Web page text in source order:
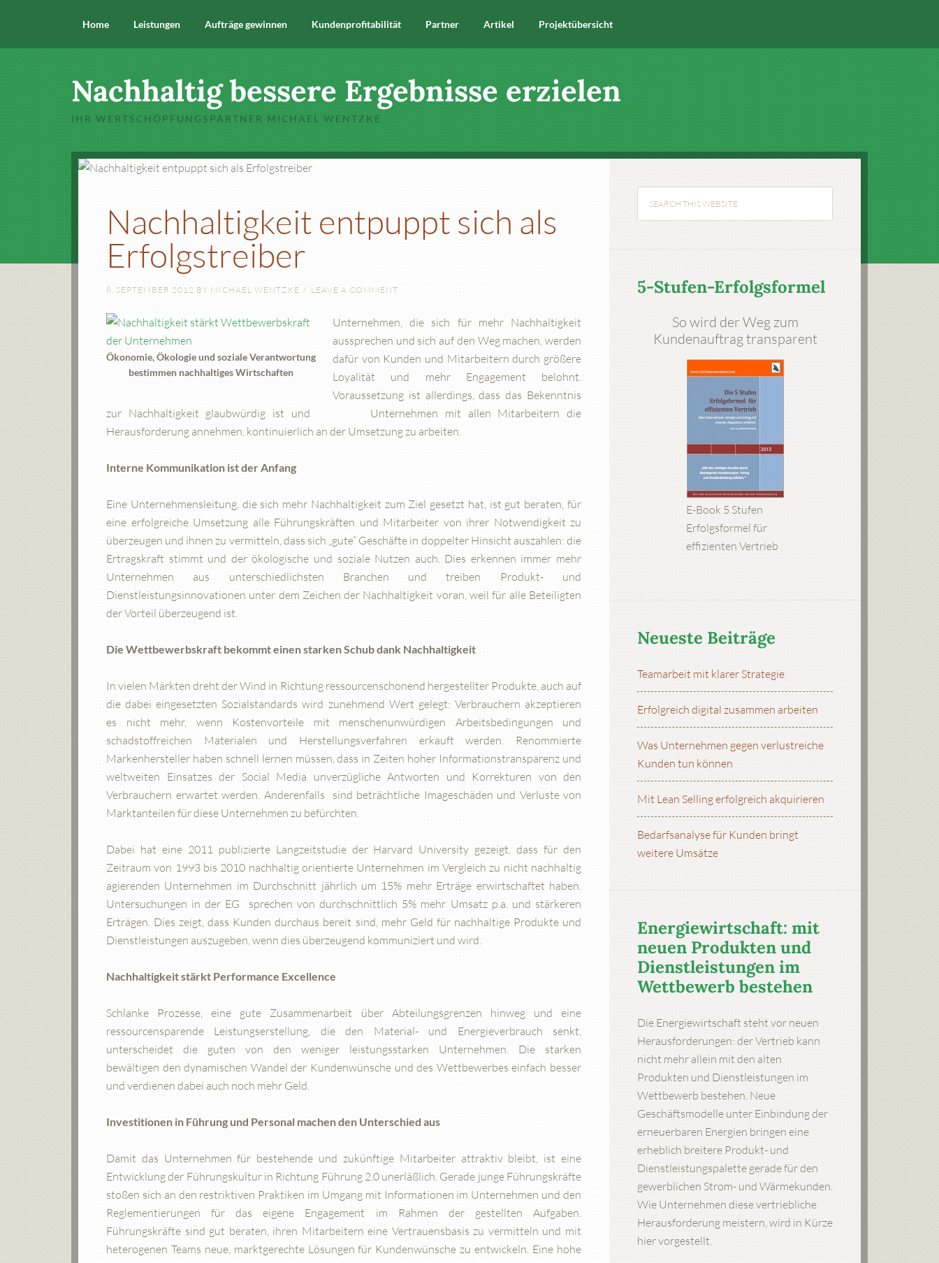
Home Leistungen Aufträge gewinnen Kundenprofitabilität Partner Artikel Projektübersicht
Nachhaltig bessere Ergebnisse erzielen
IHR WERTSCHÖPFUNGSPARTNER MICHAEL WENTZKE
Nachhaltigkeit entpuppt sich als
Erfolgstreiber
8. SEPTEMBER 2012 BY MICHAEL WENTZKE LEAVE A COMMENT
Ökonomie, Ökologie und soziale Verantwortung
bestimmen nachhaltiges Wirtschaften
Unternehmen, die sich für mehr Nachhaltigkeit
aussprechen und sich auf den Weg machen, werden
dafür von Kunden und Mitarbeitern durch größere
Loyalität und mehr Engagement belohnt.
Voraussetzung ist allerdings, dass das Bekenntnis
zur Nachhaltigkeit glaubwürdig ist und Unternehmen mit allen Mitarbeitern die
Herausforderung annehmen, kontinuierlich an der Umsetzung zu arbeiten.
Interne Kommunikation ist der Anfang
Eine Unternehmensleitung, die sich mehr Nachhaltigkeit zum Ziel gesetzt hat, ist gut beraten, für
eine erfolgreiche Umsetzung alle Führungskräften und Mitarbeiter von ihrer Notwendigkeit zu
überzeugen und ihnen zu vermitteln, dass sich „gute“ Geschäfte in doppelter Hinsicht auszahlen: die
Ertragskraft stimmt und der ökologische und soziale Nutzen auch. Dies erkennen immer mehr
Unternehmen aus unterschiedlichsten Branchen und treiben Produkt- und
Dienstleistungsinnovationen unter dem Zeichen der Nachhaltigkeit voran, weil für alle Beteiligten
der Vorteil überzeugend ist.
Die Wettbewerbskraft bekommt einen starken Schub dank Nachhaltigkeit
In vielen Märkten dreht der Wind in Richtung ressourcenschonend hergestellter Produkte, auch auf
die dabei eingesetzten Sozialstandards wird zunehmend Wert gelegt: Verbrauchern akzeptieren
es nicht mehr, wenn Kostenvorteile mit menschenunwürdigen Arbeitsbedingungen und
schadstoffreichen Materialen und Herstellungsverfahren erkauft werden. Renommierte
Markenhersteller haben schnell lernen müssen, dass in Zeiten hoher Informationstransparenz und
weltweiten Einsatzes der Social Media unverzügliche Antworten und Korrekturen von den
Verbrauchern erwartet werden. Anderenfalls sind beträchtliche Imageschäden und Verluste von
Marktanteilen für diese Unternehmen zu befürchten.
Dabei hat eine 2011 publizierte Langzeitstudie der Harvard University gezeigt, dass für den
Zeitraum von 1993 bis 2010 nachhaltig orientierte Unternehmen im Vergleich zu nicht nachhaltig
agierenden Unternehmen im Durchschnitt jährlich um 15% mehr Erträge erwirtschaftet haben.
Untersuchungen in der EG sprechen von durchschnittlich 5% mehr Umsatz p.a. und stärkeren
Erträgen. Dies zeigt, dass Kunden durchaus bereit sind, mehr Geld für nachhaltige Produkte und
Dienstleistungen auszugeben, wenn dies überzeugend kommuniziert und wird.
Nachhaltigkeit stärkt Performance Excellence
Schlanke Prozesse, eine gute Zusammenarbeit über Abteilungsgrenzen hinweg und eine
ressourcensparende Leistungserstellung, die den Material- und Energieverbrauch senkt,
unterscheidet die guten von den weniger leistungsstarken Unternehmen. Die starken
bewältigen den dynamischen Wandel der Kundenwünsche und des Wettbewerbes einfach besser
und verdienen dabei auch noch mehr Geld.
Investitionen in Führung und Personal machen den Unterschied aus
Damit das Unternehmen für bestehende und zukünftige Mitarbeiter attraktiv bleibt, ist eine
Entwicklung der Führungskultur in Richtung Führung 2.0 unerläßlich. Gerade junge Führungskräfte
stoßen sich an den restriktiven Praktiken im Umgang mit Informationen im Unternehmen und den
Reglementierungen für das eigene Engagement im Rahmen der gestellten Aufgaben.
Führungskräfte sind gut beraten, ihren Mitarbeitern eine Vertrauensbasis zu vermitteln und mit
heterogenen Teams neue, marktgerechte Lösungen für Kundenwünsche zu entwickeln. Eine hohe
5-Stufen-Erfolgsformel
So wird der Weg zum
Kundenauftrag transparent
E-Book 5 Stufen
Erfolgsformel für
effizienten Vertrieb
Neueste Beiträge
Teamarbeit mit klarer Strategie
Erfolgreich digital zusammen arbeiten
Was Unternehmen gegen verlustreiche
Kunden tun können
Mit Lean Selling erfolgreich akquirieren
Bedarfsanalyse für Kunden bringt
weitere Umsätze
Energiewirtschaft: mit
neuen Produkten und
Dienstleistungen im
Wettbewerb bestehen
Die Energiewirtschaft steht vor neuen
Herausforderungen: der Vertrieb kann
nicht mehr allein mit den alten
Produkten und Dienstleistungen im
Wettbewerb bestehen. Neue
Geschäftsmodelle unter Einbindung der
erneuerbaren Energien bringen eine
erheblich breitere Produkt- und
Dienstleistungspalette gerade für den
gewerblichen Strom- und Wärmekunden.
Wie Unternehmen diese vertriebliche
Herausforderung meistern, wird in Kürze
hier vorgestellt.